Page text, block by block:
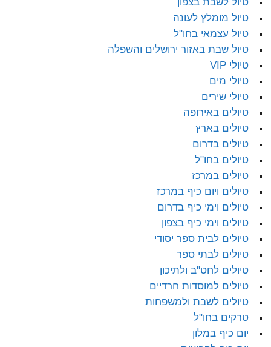
טיול לשבת בצפון
טיול מומלץ לעונה
טיול עצמאי בחו"ל
טיול שבת באזור ירושלים והשפלה
טיולי VIP
טיולי מים
טיולי שירים
טיולים באירופה
טיולים בארץ
טיולים בדרום
טיולים בחו"ל
טיולים במרכז
טיולים ויום כיף במרכז
טיולים וימי כיף בדרום
טיולים וימי כיף בצפון
טיולים לבית ספר יסודי
טיולים לבתי ספר
טיולים לחט"ב ולתיכון
טיולים למוסדות חרדיים
טיולים לשבת ולמשפחות
טרקים בחו"ל
יום כיף במלון